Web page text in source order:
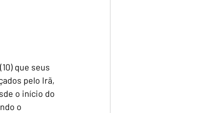
que seus
pelo Irã,
o início do
o